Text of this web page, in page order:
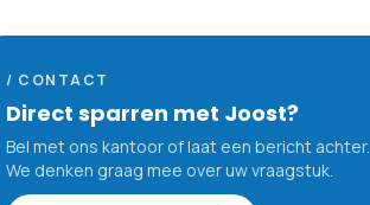
/ CONTACT
Direct sparren met Joost?
Bel met ons kantoor of laat een bericht achter.
We denken graag mee over uw vraagstuk.